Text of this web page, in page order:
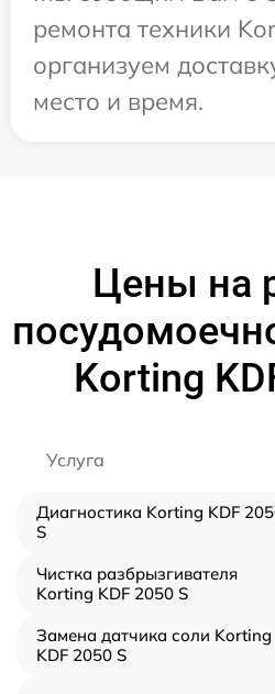
ремонта техники
организуем
место и время.
Цены на
Korting
Услуга
Диагностика Korting KDF
S
Чистка разбрызгивателя
Korting KDF 2050 S
Замена датчика соли Korting
KDF 2050 S